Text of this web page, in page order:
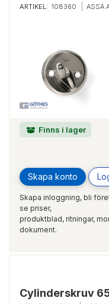
ARTIKEL: 108360 ASSA
Finns i lager
Skapa konto
Skapa inloggning, bli
se priser,
produktblad, ritningar,
dokument.
Cylinderskruv